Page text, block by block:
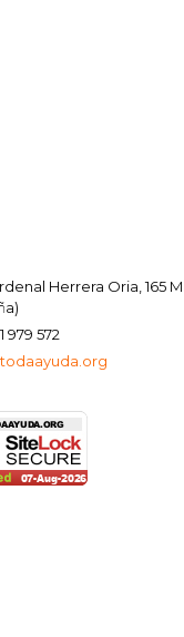
Herrera Oria, 165
979 572